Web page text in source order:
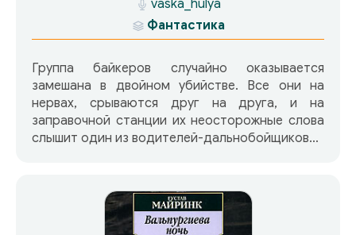
vaska_hulya
Фантастика
Группа байкеров случайно оказывается
замешана в двойном убийстве. Все они на
нервах, срываются друг на друга, и на
заправочной станции их неосторожные слова
слышит один из водителей-дальнобойщиков…